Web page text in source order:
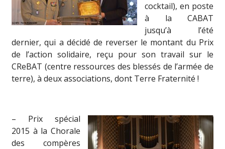
cocktail), en poste
à la CABAT
jusqu’à l’été
dernier, qui a décidé de reverser le montant du Prix
de l’action solidaire, reçu pour son travail sur le
CReBAT (centre ressources des blessés de l’armée de
terre), à deux associations, dont Terre Fraternité !
– Prix spécial
2015 à la Chorale
des compères